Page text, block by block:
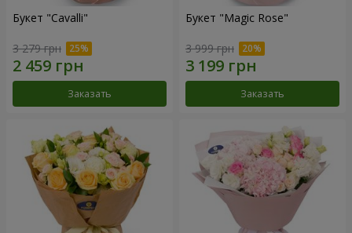
Букет "Cаvalli"
3 279 грн
Заказать
Букет "Magic Rose"
3 999 грн
Заказать